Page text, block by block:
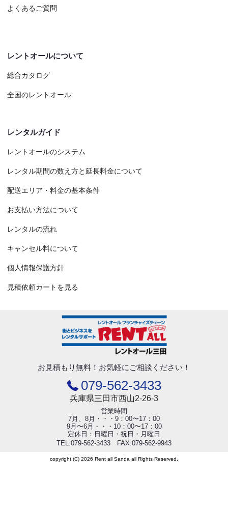
よくあるご質問
レントオールについて
総合カタログ
全国のレントオール
レンタルガイド
レントオールのシステム
レンタル期間の数え方と延長料金について
配送エリア・料金の基本条件
お支払い方法について
レンタルの流れ
キャンセル料について
個人情報保護方針
見積依頼カートを見る
お見積もり無料！ お気軽にご相談ください！
079-562-3433
兵庫県三田市西山2-26-3
営業時間
7月、8月・・・9：00〜17：00
9月〜6月・・・10：00〜17：00
定休日：日曜日・祝日・月曜日
TEL:079-562-3433 FAX:079-562-9943
copyright (C) 2026 Rent all Sanda all Rights Reserved.